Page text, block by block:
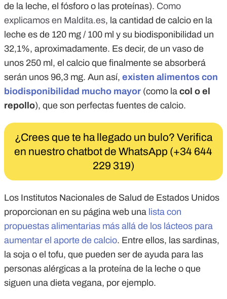
de la leche, el fósforo o las proteínas). Como
explicamos en Maldita.es, la cantidad de calcio en la
leche es de 120 mg / 100 ml y su biodisponibilidad un
32,1%, aproximadamente. Es decir, de un vaso de
unos 250 ml, el calcio que finalmente se absorberá
serán unos 96,3 mg. Aun así, existen alimentos con
biodisponibilidad mucho mayor (como la col o el
repollo), que son perfectas fuentes de calcio.
¿Crees que te ha llegado un bulo? Verifica
en nuestro chatbot de WhatsApp (+34 644
229 319)
Los Institutos Nacionales de Salud de Estados Unidos
proporcionan en su página web una lista con
propuestas alimentarias más allá de los lácteos para
aumentar el aporte de calcio. Entre ellos, las sardinas,
la soja o el tofu, que pueden ser de ayuda para las
personas alérgicas a la proteína de la leche o que
siguen una dieta vegana, por ejemplo.